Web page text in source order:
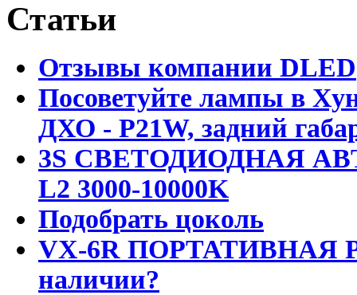
Статьи
Отзывы компании DLED
Посоветуйте лампы в
ДХО - P21W, задний
3S СВЕТОДИОДНАЯ
L2 3000-10000K
Подобрать цоколь
VX-6R ПОРТАТИВНАЯ
наличии?